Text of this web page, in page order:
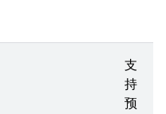
支
持
预